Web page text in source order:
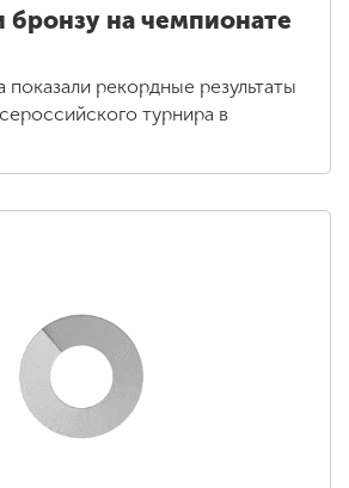
бронзу на чемпионате
показали рекордные результаты
турнира в